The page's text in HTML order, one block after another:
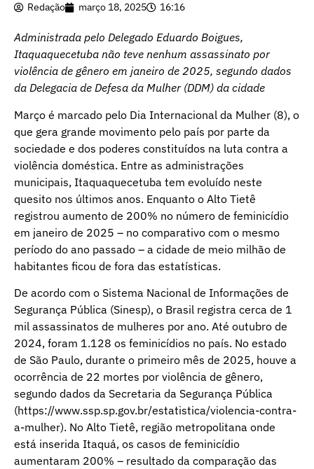
Redação março 18, 2025 16:16
Administrada pelo Delegado Eduardo Boigues,
Itaquaquecetuba não teve nenhum assassinato por
violência de gênero em janeiro de 2025, segundo dados
da Delegacia de Defesa da Mulher (DDM) da cidade
Março é marcado pelo Dia Internacional da Mulher (8), o
que gera grande movimento pelo país por parte da
sociedade e dos poderes constituídos na luta contra a
violência doméstica. Entre as administrações
municipais, Itaquaquecetuba tem evoluído neste
quesito nos últimos anos. Enquanto o Alto Tietê
registrou aumento de 200% no número de feminicídio
em janeiro de 2025 – no comparativo com o mesmo
período do ano passado – a cidade de meio milhão de
habitantes ficou de fora das estatísticas.
De acordo com o Sistema Nacional de Informações de
Segurança Pública (Sinesp), o Brasil registra cerca de 1
mil assassinatos de mulheres por ano. Até outubro de
2024, foram 1.128 os feminicídios no país. No estado
de São Paulo, durante o primeiro mês de 2025, houve a
ocorrência de 22 mortes por violência de gênero,
segundo dados da Secretaria da Segurança Pública
(https://www.ssp.sp.gov.br/estatistica/violencia-contra-
a-mulher). No Alto Tietê, região metropolitana onde
está inserida Itaquá, os casos de feminicídio
aumentaram 200% – resultado da comparação das